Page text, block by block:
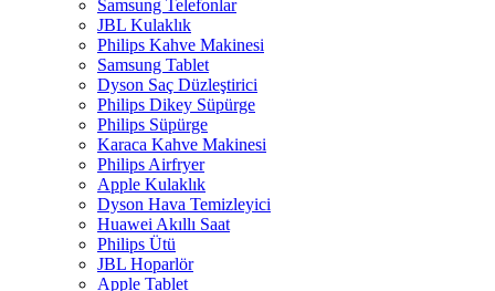
Samsung Telefonlar
JBL Kulaklık
Philips Kahve Makinesi
Samsung Tablet
Dyson Saç Düzleştirici
Philips Dikey Süpürge
Philips Süpürge
Karaca Kahve Makinesi
Philips Airfryer
Apple Kulaklık
Dyson Hava Temizleyici
Huawei Akıllı Saat
Philips Ütü
JBL Hoparlör
Apple Tablet